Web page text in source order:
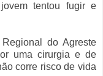
tentou fugir e
do Agreste
uma cirurgia e de
corre risco de vida